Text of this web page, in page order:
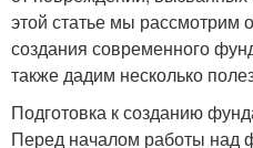
этой статье мы рассмотрим
создания современного
также дадим несколько
Подготовка к созданию
Перед началом работы над